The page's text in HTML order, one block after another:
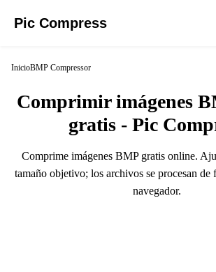
Pic Compress
InicioBMP Compressor
Comprimir imágenes
gratis - Pic
Comprime imágenes BMP gratis online.
tamaño objetivo; los archivos se procesan de
navegador.